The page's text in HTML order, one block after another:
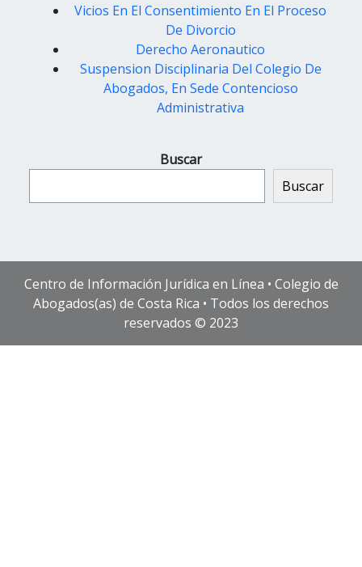
Vicios En El Consentimiento En El Proceso
De Divorcio
Derecho Aeronautico
Suspension Disciplinaria Del Colegio De
Abogados, En Sede Contencioso
Administrativa
Buscar
Buscar
Centro de Información Jurídica en Línea • Colegio de
Abogados(as) de Costa Rica • Todos los derechos
reservados © 2023